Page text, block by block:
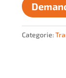
Categorie: